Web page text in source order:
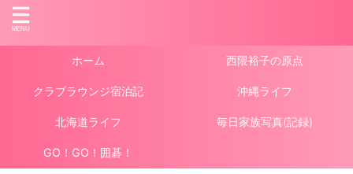
ホーム 西隈裕子の原点
クラブラウンジ宿泊記 沖縄ライフ
北海道ライフ 毎日家族写真(記録)
GO！GO！囲碁！